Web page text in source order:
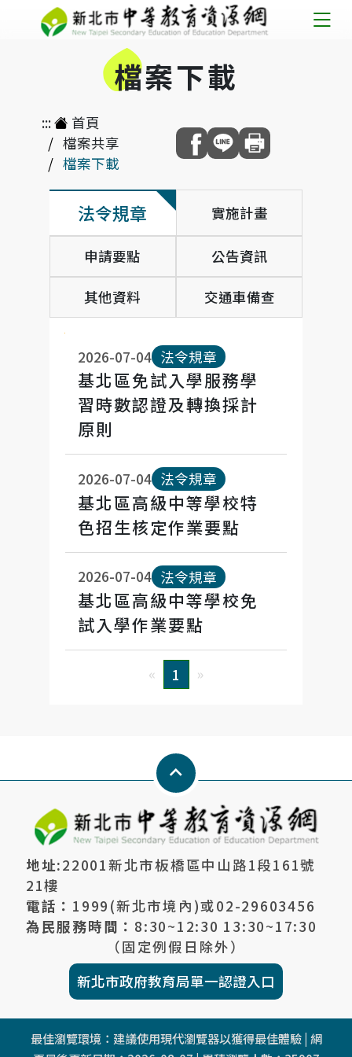
檔案下載
:::
首頁
檔案共享
檔案下載
法令規章 實施計畫
申請要點 公告資訊
其他資料 交通車備查
法
令
規
章
2026-07-04 法令規章
基北區免試入學服務學
習時數認證及轉換採計
原則
2026-07-04 法令規章
基北區高級中等學校特
色招生核定作業要點
2026-07-04 法令規章
基北區高級中等學校免
試入學作業要點
« 1 »
Keyboard_arrow_up
地址:22001新北市板橋區中山路1段161號
21樓
電話： 1999(新北市境內)或02-29603456
為民服務時間： 8:30~12:30 13:30~17:30
（固定例假日除外）
新北市政府教育局單一認證入口
最佳瀏覽環境：建議使用現代瀏覽器以獲得最佳體驗 | 網